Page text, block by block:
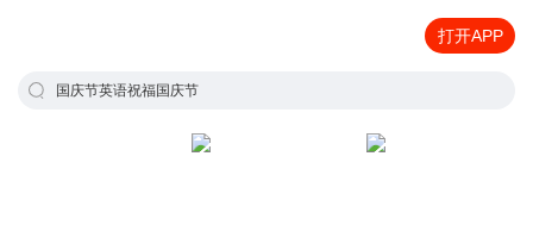
打开APP
国庆节英语祝福国庆节